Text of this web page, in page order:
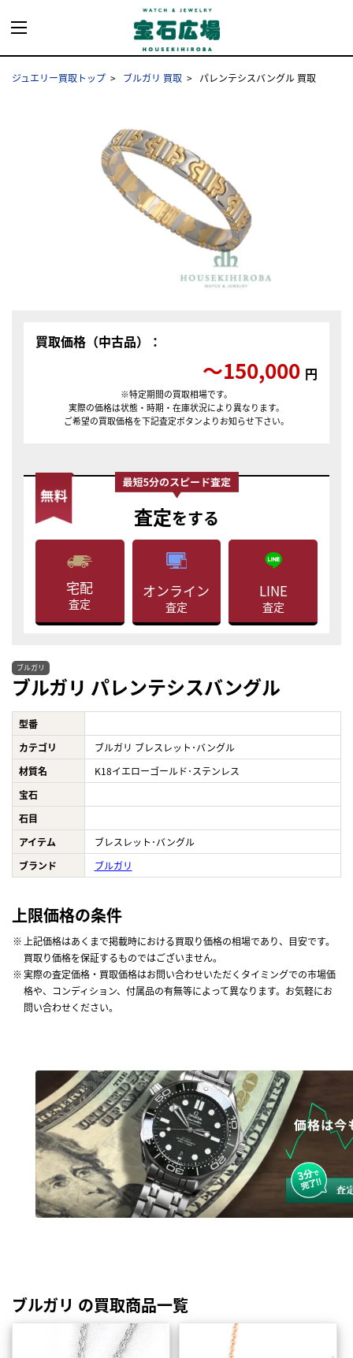
ジュエリー買取トップ ブルガリ 買取 パレンテシスバングル 買取
買取価格（中古品）：
〜150,000 円
※特定期間の買取相場です。
実際の価格は状態・時期・在庫状況により異なります。
ご希望の買取価格を下記査定ボタンよりお知らせ下さい。
査定をする
宅配
査定
オンライン
査定
LINE
査定
ブルガリ
ブルガリ パレンテシスバングル
型番
カテゴリ
ブルガリ ブレスレット･バングル
材質名
K18イエローゴールド･ステンレス
宝石
石目
アイテム
ブレスレット･バングル
ブランド
ブルガリ
上限価格の条件
上記価格はあくまで掲載時における買取り価格の相場であり、目安です。
買取り価格を保証するものではございません。
実際の査定価格・買取価格はお問い合わせいただくタイミングでの市場価
格や、コンディション、付属品の有無等によって異なります。お気軽にお
問い合わせください。
ブルガリ の買取商品一覧